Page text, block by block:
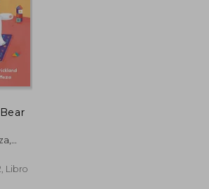
Libro